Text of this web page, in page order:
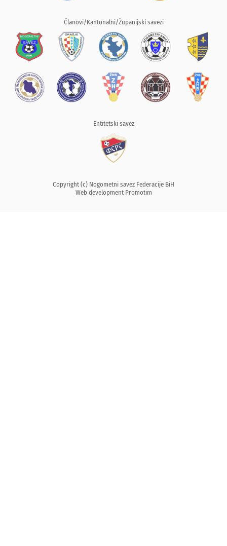
Članovi/Kantonalni/Županijski savezi
Entitetski savez
Copyright (c) Nogometni savez Federacije BiH
Web development Promotim